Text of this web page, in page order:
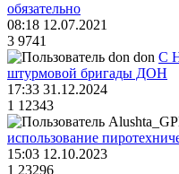
обязательно
08:18 12.07.2021
3 9741
don С
штурмовой бригады ДОН
17:33 31.12.2024
1 12343
использование
15:03 12.10.2023
1 23296